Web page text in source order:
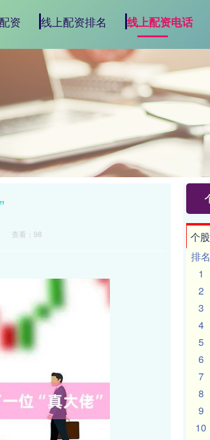
资 线上配资排名 线上配资电话
查看：98 个
排名
1
2
3
4
5
6
7
8
9
10